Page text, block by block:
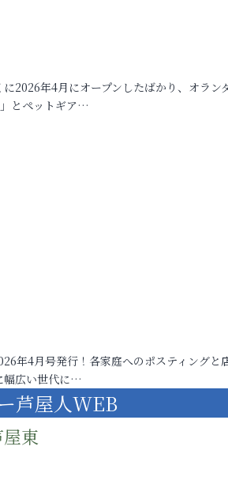
2026年4月にオープンしたばかり、オラン
とペットギア…
年4月号発行！各家庭へのポスティングと
幅広い世代に…
芦屋人WEB
東